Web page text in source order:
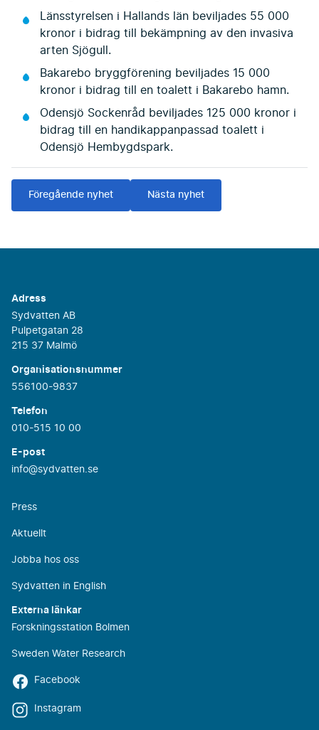
Länsstyrelsen i Hallands län beviljades 55 000
kronor i bidrag till bekämpning av den invasiva
arten Sjögull.
Bakarebo bryggförening beviljades 15 000
kronor i bidrag till en toalett i Bakarebo hamn.
Odensjö Sockenråd beviljades 125 000 kronor i
bidrag till en handikappanpassad toalett i
Odensjö Hembygdspark.
Föregående nyhet Nästa nyhet
Adress
Sydvatten AB
Pulpetgatan 28
215 37 Malmö
Organisationsnummer
556100-9837
Telefon
010-515 10 00
E-post
info@sydvatten.se
Press
Aktuellt
Jobba hos oss
Sydvatten in English
Externa länkar
Forskningsstation Bolmen
Sweden Water Research
Facebook
Instagram